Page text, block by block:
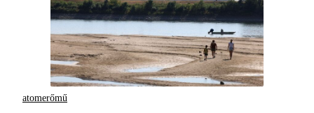
atomerőmű